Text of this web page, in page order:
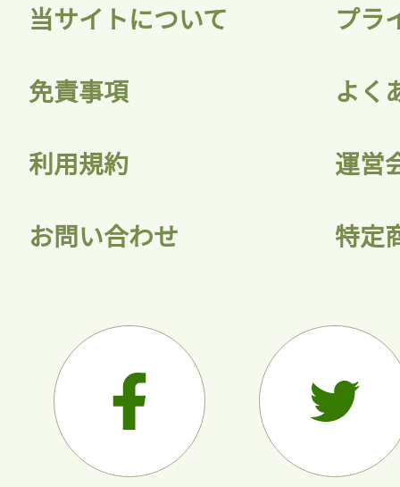
当サイトについて プラ
免責事項 よく
利用規約 運営
お問い合わせ 特定